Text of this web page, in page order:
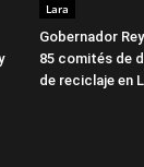
Lara
Gobernador
85 comités de
de reciclaje en